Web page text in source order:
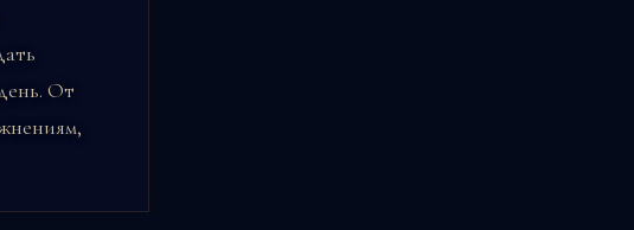
От